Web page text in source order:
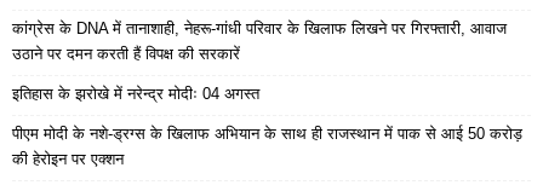
कांग्रेस के DNA में तानाशाही, नेहरू-गांधी परिवार के खिलाफ लिखने पर गिरफ्तारी, आवाज
उठाने पर दमन करती हैं विपक्ष की सरकारें
इतिहास के झरोखे में नरेन्द्र मोदीः 04 अगस्त
पीएम मोदी के नशे-ड्रग्स के खिलाफ अभियान के साथ ही राजस्थान में पाक से आई 50 करोड़
की हेरोइन पर एक्शन